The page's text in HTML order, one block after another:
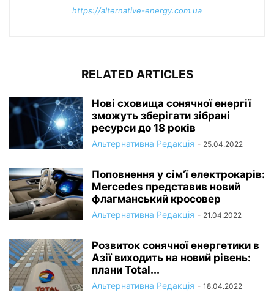
https://alternative-energy.com.ua
RELATED ARTICLES
Нові сховища сонячної енергії
зможуть зберігати зібрані
ресурси до 18 років
Альтернативна Редакція - 25.04.2022
Поповнення у сім’ї електрокарів:
Mercedes представив новий
флагманський кросовер
Альтернативна Редакція - 21.04.2022
Розвиток сонячної енергетики в
Азії виходить на новий рівень:
плани Total...
Альтернативна Редакція - 18.04.2022